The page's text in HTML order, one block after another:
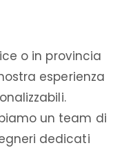
o in provincia
esperienza
un team di
dedicati